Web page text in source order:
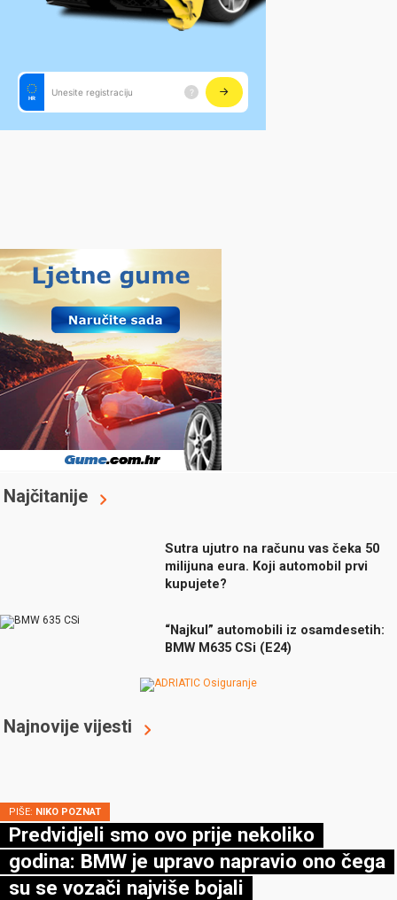
Najčitanije
Sutra ujutro na računu vas čeka 50
milijuna eura. Koji automobil prvi
kupujete?
“Najkul” automobili iz osamdesetih:
BMW M635 CSi (E24)
Najnovije vijesti
PIŠE: NIKO POZNAT
Predvidjeli smo ovo prije nekoliko
godina: BMW je upravo napravio ono čega
su se vozači najviše bojali